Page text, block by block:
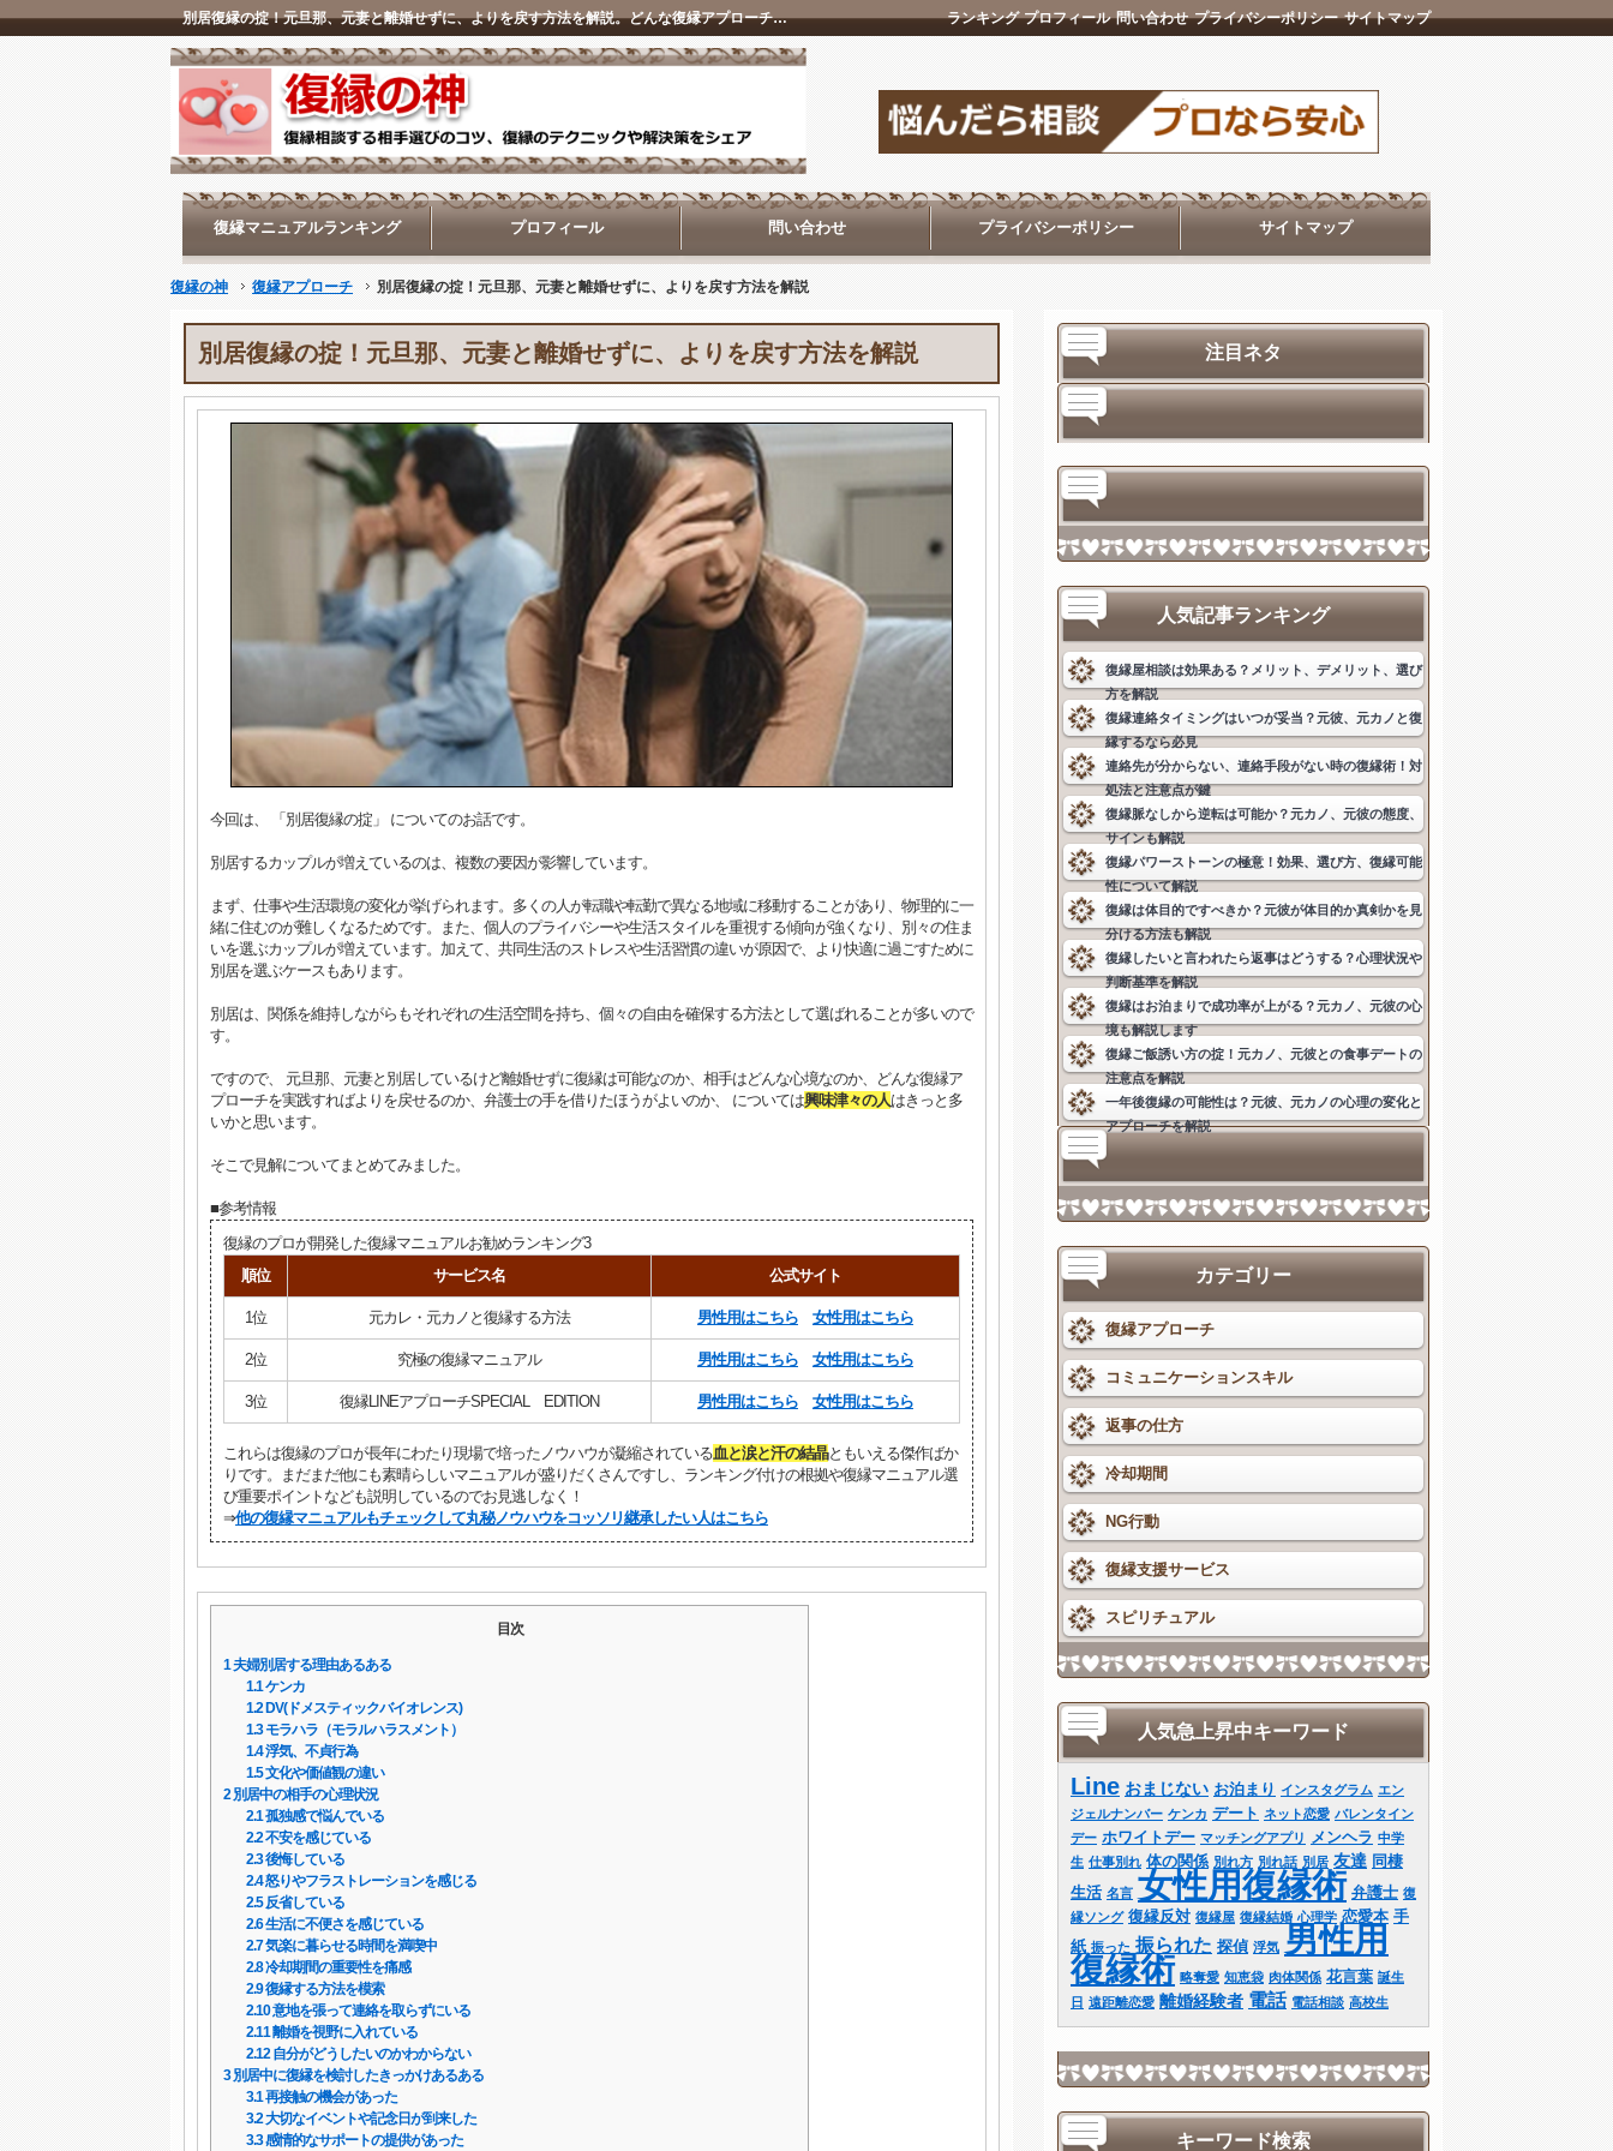
別居復縁の掟！元旦那、元妻と離婚せずに、よりを戻す方法を解説。どんな復縁アプローチを実践すればよいか知りたい人必見復縁の神 サイトマップ
プライバシーポリシー
問い合わせ
プロフィール
ランキング
復縁マニュアルランキング プロフィール 問い合わせ プライバシーポリシー サイトマップ
復縁の神 復縁アプローチ 別居復縁の掟！元旦那、元妻と離婚せずに、よりを戻す方法を解説
別居復縁の掟！元旦那、元妻と離婚せずに、よりを戻す方法を解説
今回は、 「別居復縁の掟」 についてのお話です。
別居するカップルが増えているのは、複数の要因が影響しています。
まず、仕事や生活環境の変化が挙げられます。多くの人が転職や転勤で異なる地域に移動することがあり、物理的に一
緒に住むのが難しくなるためです。また、個人のプライバシーや生活スタイルを重視する傾向が強くなり、別々の住ま
いを選ぶカップルが増えています。加えて、共同生活のストレスや生活習慣の違いが原因で、より快適に過ごすために
別居を選ぶケースもあります。
別居は、関係を維持しながらもそれぞれの生活空間を持ち、個々の自由を確保する方法として選ばれることが多いので
す。
ですので、 元旦那、元妻と別居しているけど離婚せずに復縁は可能なのか、相手はどんな心境なのか、どんな復縁ア
プローチを実践すればよりを戻せるのか、弁護士の手を借りたほうがよいのか、 については興味津々の人はきっと多
いかと思います。
そこで見解についてまとめてみました。
■参考情報
復縁のプロが開発した復縁マニュアルお勧めランキング3
順位
サービス名 公式サイト
1位 元カレ・元カノと復縁する方法 男性用はこちら 女性用はこちら
2位 究極の復縁マニュアル 男性用はこちら 女性用はこちら
3位 復縁LINEアプローチSPECIAL EDITION 男性用はこちら 女性用はこちら
これらは復縁のプロが長年にわたり現場で培ったノウハウが凝縮されている血と涙と汗の結晶ともいえる傑作ばか
りです。まだまだ他にも素晴らしいマニュアルが盛りだくさんですし、ランキング付けの根拠や復縁マニュアル選
び重要ポイントなども説明しているのでお見逃しなく！
⇒他の復縁マニュアルもチェックして丸秘ノウハウをコッソリ継承したい人はこちら
目次
1夫婦別居する理由あるある
1.1ケンカ
1.2DV(ドメスティックバイオレンス)
1.3モラハラ（モラルハラスメント）
1.4浮気、不貞行為
1.5文化や価値観の違い
2別居中の相手の心理状況
2.1孤独感で悩んでいる
2.2不安を感じている
2.3後悔している
2.4怒りやフラストレーションを感じる
2.5反省している
2.6生活に不便さを感じている
2.7気楽に暮らせる時間を満喫中
2.8冷却期間の重要性を痛感
2.9復縁する方法を模索
2.10意地を張って連絡を取らずにいる
2.11離婚を視野に入れている
2.12自分がどうしたいのかわからない
3別居中に復縁を検討したきっかけあるある
3.1再接触の機会があった
3.2大切なイベントや記念日が到来した
3.3感情的なサポートの提供があった
注目ネタ
人気記事ランキング
復縁屋相談は効果ある？メリット、デメリット、選び
方を解説
復縁連絡タイミングはいつが妥当？元彼、元カノと復
縁するなら必見
連絡先が分からない、連絡手段がない時の復縁術！対
処法と注意点が鍵
復縁脈なしから逆転は可能か？元カノ、元彼の態度、
サインも解説
復縁パワーストーンの極意！効果、選び方、復縁可能
性について解説
復縁は体目的ですべきか？元彼が体目的か真剣かを見
分ける方法も解説
復縁したいと言われたら返事はどうする？心理状況や
判断基準を解説
復縁はお泊まりで成功率が上がる？元カノ、元彼の心
境も解説します
復縁ご飯誘い方の掟！元カノ、元彼との食事デートの
注意点を解説
一年後復縁の可能性は？元彼、元カノの心理の変化と
アプローチを解説
カテゴリー
復縁アプローチ
コミュニケーションスキル
返事の仕方
冷却期間
NG行動
復縁支援サービス
スピリチュアル
人気急上昇中キーワード
Line おまじない お泊まり インスタグラム エン
ジェルナンバー ケンカ デート ネット恋愛 バレンタイン
デー ホワイトデー マッチングアプリ メンヘラ 中学
生 仕事別れ 体の関係 別れ方 別れ話 別居 友達 同棲
生活 名言 女性用復縁術 弁護士 復
縁ソング 復縁反対 復縁屋 復縁結婚 心理学 恋愛本 手
紙 振った 振られた 探偵 浮気 男性用
復縁術 略奪愛 知恵袋 肉体関係 花言葉 誕生
日 遠距離恋愛 離婚経験者 電話 電話相談 高校生
キーワード検索